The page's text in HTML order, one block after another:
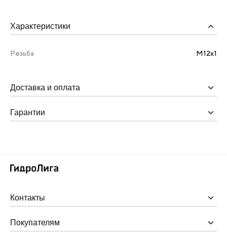
Характеристики
Резьба М12х1
Доставка и оплата
Гарантии
Контакты
Покупателям